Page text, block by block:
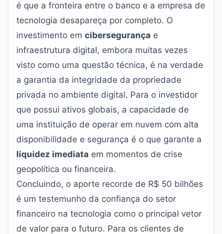
é que a fronteira entre o banco e a empresa de
tecnologia desapareça por completo. O
investimento em cibersegurança e
infraestrutura digital, embora muitas vezes
visto como uma questão técnica, é na verdade
a garantia da integridade da propriedade
privada no ambiente digital. Para o investidor
que possui ativos globais, a capacidade de
uma instituição de operar em nuvem com alta
disponibilidade e segurança é o que garante a
liquidez imediata em momentos de crise
geopolítica ou financeira.
Concluindo, o aporte recorde de R$ 50 bilhões
é um testemunho da confiança do setor
financeiro na tecnologia como o principal vetor
de valor para o futuro. Para os clientes de